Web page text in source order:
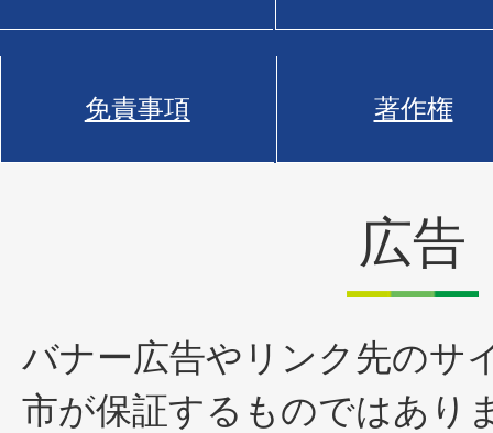
免責事項 著作権
広告
バナー広告やリンク先のサ
市が保証するものではあり